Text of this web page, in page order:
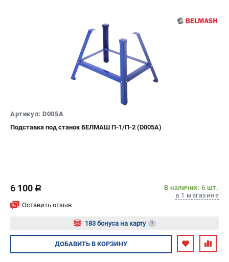
Режим работы колл-центра:
пн-пт - с 9:00 до 18:00
сб - с 10:00 до 16:00
вс - выходной
zakaz@belmash-market.ru
Артикул: D005A
Подставка под станок БЕЛМАШ П-1/П-2 (D005A)
6 100 c
В наличии: 6 шт.
в 1 магазине
Оставить отзыв
183 бонуса на карту ?
Авторизуйтесь
ДОБАВИТЬ В КОРЗИНУ